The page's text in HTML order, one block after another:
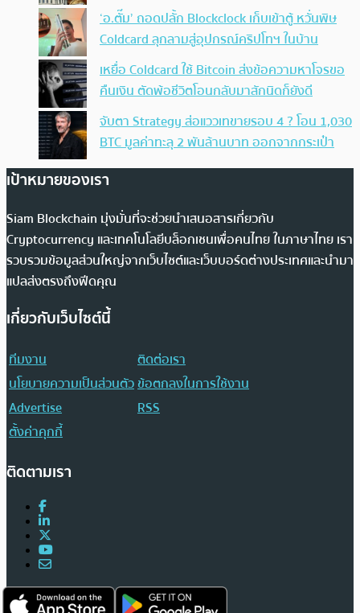
‘อ.ตั๊ม’ ถอดปลั้ก Blockclock เก็บเข้าตู้ หวั่นพิษ
Coldcard ลุกลามสู่อุปกรณ์คริปโทฯ ในบ้าน
เหยื่อ Coldcard ใช้ Bitcoin ส่งข้อความหาโจรขอ
คืนเงิน ตัดพ้อชีวิตโอนกลับมาสักนิดก็ยังดี
จับตา Strategy ส่อแววเทขายรอบ 4 ? โอน 1,030
BTC มูลค่าทะลุ 2 พันล้านบาท ออกจากกระเป๋า
เป้าหมายของเรา
Siam Blockchain มุ่งมั่นที่จะช่วยนำเสนอสารเกี่ยวกับ
Cryptocurrency และเทคโนโลยีบล็อกเชนเพื่อคนไทย ในภาษาไทย เรา
รวบรวมข้อมูลส่วนใหญ่จากเว็บไซต์และเว็บบอร์ดต่างประเทศและนำมา
แปลส่งตรงถึงฟีดคุณ
เกี่ยวกับเว็บไซต์นี้
ทีมงาน
ติดต่อเรา
นโยบายความเป็นส่วนตัวข้อตกลงในการใช้งาน
Advertise
RSS
ตั้งค่าคุกกี้
ติดตามเรา